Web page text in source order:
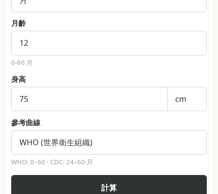
月齡
0-60 月
身高
參考曲線
WHO: 0–60 · CDC: 24–60 月
計算